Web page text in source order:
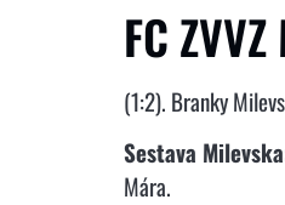
FC
(1:2). Branky
Sestava
Mára.